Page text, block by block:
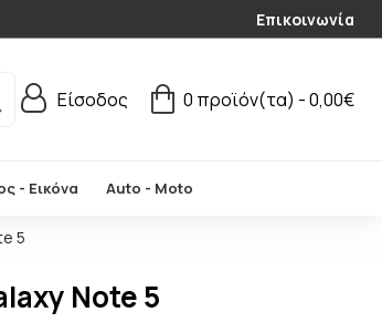
Επικοινωνία
Είσοδος 0 προϊόν(τα) - 0,00€
- Εικόνα Auto - Moto
5
Note 5